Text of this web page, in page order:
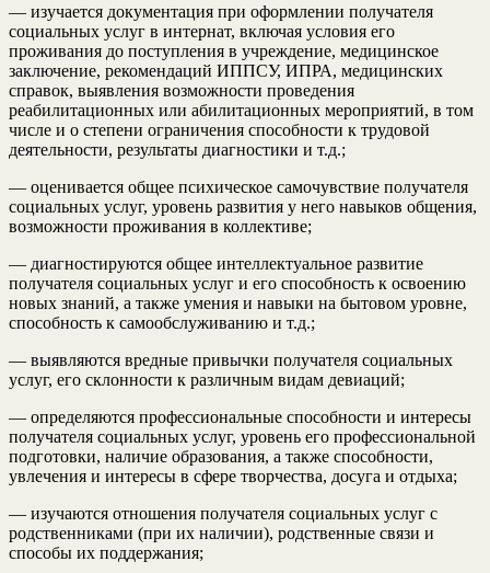
— изучается документация при оформлении получателя
социальных услуг в интернат, включая условия его
проживания до поступления в учреждение, медицинское
заключение, рекомендаций ИППСУ, ИПРА, медицинских
справок, выявления возможности проведения
реабилитационных или абилитационных мероприятий, в том
числе и о степени ограничения способности к трудовой
деятельности, результаты диагностики и т.д.;
— оценивается общее психическое самочувствие получателя
социальных услуг, уровень развития у него навыков общения,
возможности проживания в коллективе;
— диагностируются общее интеллектуальное развитие
получателя социальных услуг и его способность к освоению
новых знаний, а также умения и навыки на бытовом уровне,
способность к самообслуживанию и т.д.;
— выявляются вредные привычки получателя социальных
услуг, его склонности к различным видам девиаций;
— определяются профессиональные способности и интересы
получателя социальных услуг, уровень его профессиональной
подготовки, наличие образования, а также способности,
увлечения и интересы в сфере творчества, досуга и отдыха;
— изучаются отношения получателя социальных услуг с
родственниками (при их наличии), родственные связи и
способы их поддержания;